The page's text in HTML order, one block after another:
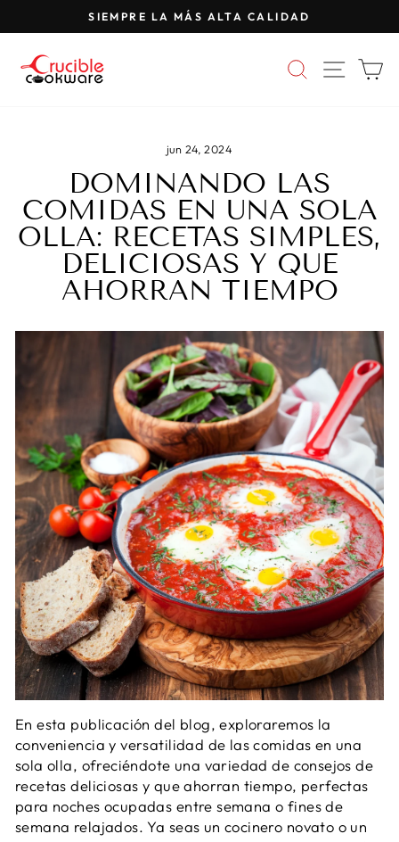
al
contenido
Pausar
SIEMPRE LA MÁS ALTA CALIDAD
BUSCAR
jun 24, 2024
DOMINANDO LAS
COMIDAS EN UNA SOLA
OLLA: RECETAS SIMPLES,
DELICIOSAS Y QUE
AHORRAN TIEMPO
En esta publicación del blog, exploraremos la
conveniencia y versatilidad de las comidas en una
sola olla, ofreciéndote una variedad de consejos de
recetas deliciosas y que ahorran tiempo, perfectas
para noches ocupadas entre semana o fines de
semana relajados. Ya seas un cocinero novato o un